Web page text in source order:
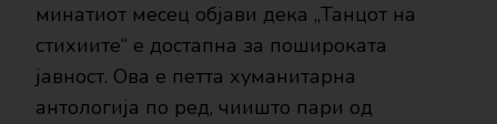
ХУМАНИТАРНА
АКЦИЈА
МАКЕДОНСКИТЕ
минатиот месец објави дека „Танцот на
стихиите“ е достапна за пошироката
јавност. Ова е петта хуманитарна
антологија по ред, чиишто пари од